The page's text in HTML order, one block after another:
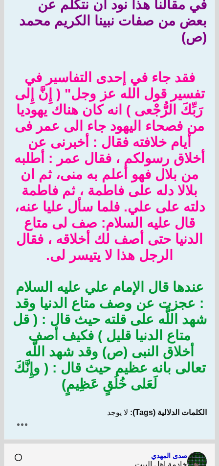
في مقالنا هذا نود أن نتكلم عن
بعض من صفات نبينا الكريم محمد
(ص)
فقد جاء في إحدى التفاسير في
تفسير قول الله عز وجل" ( إِنَّ إِلى
رَبِّكَ الرُّجْعى ) انه كان هناك يهوديا
من فصحاء اليهود جاء الى عمر فى
أيام خلافته فقال : أخبرنى عن
أخلاق رسولكم ، فقال عمر : أطلبه
من بلال فهو أعلم به منى، ثم ان
بلالا دله على فاطمة ، ثم فاطمة
دلته على علي. فلما سأل عليا عنه،
قال عليه السلام: صف لى متاع
الدنيا حتى أصف لك أخلاقه ، فقال
الرجل هذا لا يتيسر لى.
عندها قال الإمام علي عليه السلام
: عجزت عن وصف متاع الدنيا وقد
شهد اللَّه على قلته حيث قال : ( قل
متاع الدنيا قليل ) فكيف أصف
أخلاق النبى (ص) وقد شهد اللَّه
تعالى بانه عظيم حيث قال : ( وإِنَّكَ
لَعَلى خُلُقٍ عَظِيمٍ)
الكلمات الدلالية (Tags): لا يوجد
صدى المهدي
خادمة اهل البيت